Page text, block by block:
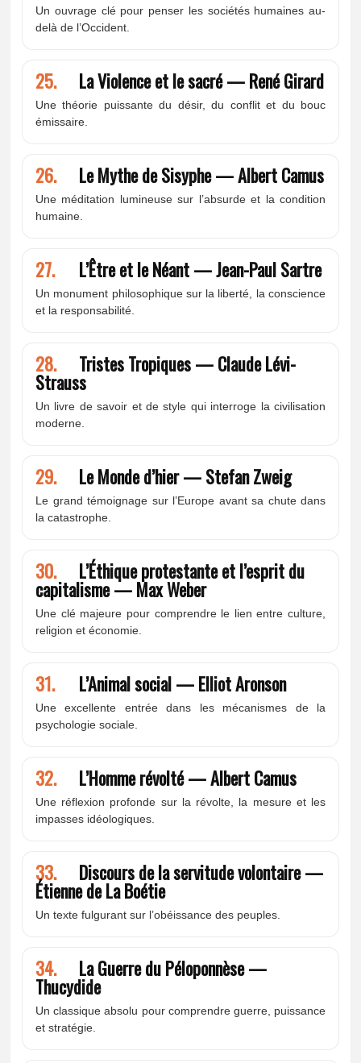
Un ouvrage clé pour penser les sociétés humaines au-
delà de l’Occident.
25. La Violence et le sacré — René Girard
Une théorie puissante du désir, du conflit et du bouc
émissaire.
26. Le Mythe de Sisyphe — Albert Camus
Une méditation lumineuse sur l’absurde et la condition
humaine.
27. L’Être et le Néant — Jean-Paul Sartre
Un monument philosophique sur la liberté, la conscience
et la responsabilité.
28. Tristes Tropiques — Claude Lévi-
Strauss
Un livre de savoir et de style qui interroge la civilisation
moderne.
29. Le Monde d’hier — Stefan Zweig
Le grand témoignage sur l’Europe avant sa chute dans
la catastrophe.
30. L’Éthique protestante et l’esprit du
capitalisme — Max Weber
Une clé majeure pour comprendre le lien entre culture,
religion et économie.
31. L’Animal social — Elliot Aronson
Une excellente entrée dans les mécanismes de la
psychologie sociale.
32. L’Homme révolté — Albert Camus
Une réflexion profonde sur la révolte, la mesure et les
impasses idéologiques.
33. Discours de la servitude volontaire —
Étienne de La Boétie
Un texte fulgurant sur l’obéissance des peuples.
34. La Guerre du Péloponnèse —
Thucydide
Un classique absolu pour comprendre guerre, puissance
et stratégie.